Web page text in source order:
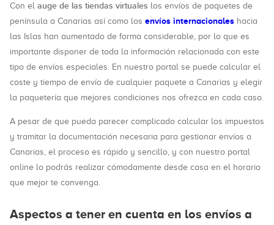
Con el auge de las tiendas virtuales los envíos de paquetes de
península a Canarias así como los envíos internacionales hacia
las Islas han aumentado de forma considerable, por lo que es
importante disponer de toda la información relacionada con este
tipo de envíos especiales. En nuestro portal se puede calcular el
coste y tiempo de envío de cualquier paquete a Canarias y elegir
la paquetería que mejores condiciones nos ofrezca en cada caso.
A pesar de que pueda parecer complicado calcular los impuestos
y tramitar la documentación necesaria para gestionar envíos a
Canarias, el proceso es rápido y sencillo, y con nuestro portal
online lo podrás realizar cómodamente desde casa en el horario
que mejor te convenga.
Aspectos a tener en cuenta en los envíos a